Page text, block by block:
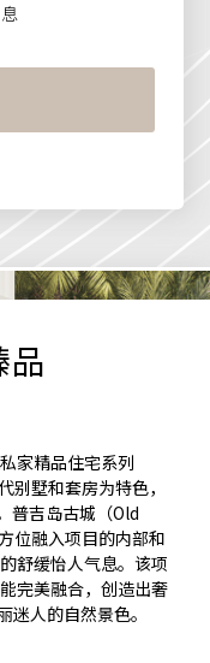
家精品住宅系列
墅和套房为特色，
普吉岛古城（Old
位融入项目的内部和
舒缓怡人气息。该项
完美融合，创造出奢
迷人的自然景色。